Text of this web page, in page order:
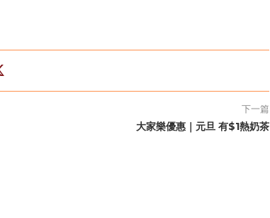
下一篇
大家樂優惠｜元旦 有$1熱奶茶